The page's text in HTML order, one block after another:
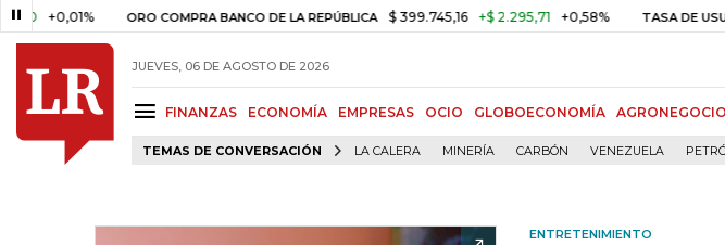
ORO COMPRA BANCO DE LA REPÚBLICA $ 399.745,16 +$ 2.295,71 +0,58% TASA DE USURA
JUEVES, 06 DE AGOSTO DE 2026
FINANZAS ECONOMÍA EMPRESAS OCIO GLOBOECONOMÍA
TEMAS DE CONVERSACIÓN LA CALERA MINERÍA CARBÓN VENEZUELA
ENTRETENIMIENTO